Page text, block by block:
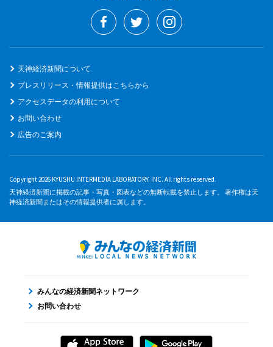
天神経済新聞について
プレスリリース・情報提供はこちらから
アクセスデータの利用について
お問い合わせ
広告のご案内
Copyright 2026 KYUSHU INTERMEDIA LABORATORY. INC. All rights reserved.
天神経済新聞に掲載の記事・写真・図表などの無断転載を禁止します。 著作権は天
神経済新聞またはその情報提供者に属します。
みんなの経済新聞ネットワーク
お問い合わせ